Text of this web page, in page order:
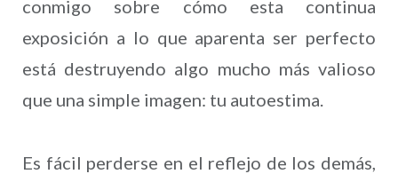
conmigo sobre cómo esta continua
exposición a lo que aparenta ser perfecto
está destruyendo algo mucho más valioso
que una simple imagen: tu autoestima.
Es fácil perderse en el reflejo de los demás,